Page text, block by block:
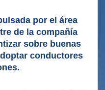
por el área
de la compañía
sobre buenas
conductores